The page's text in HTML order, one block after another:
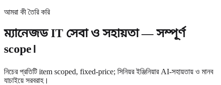
আমরা কী তৈরি করি
ম্যানেজড IT সেবা ও সহায়তা — সম্পূর্ণ
scope।
নিচের প্রতিটি item scoped, fixed-price; সিনিয়র ইঞ্জিনিয়ার AI-সহায়তায় ও মানব
যাচাইয়ে সরবরাহ।